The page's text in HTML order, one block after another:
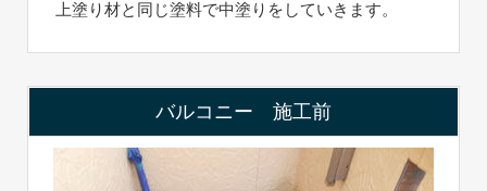
上塗り材と同じ塗料で中塗りをしていきます。
バルコニー 施工前